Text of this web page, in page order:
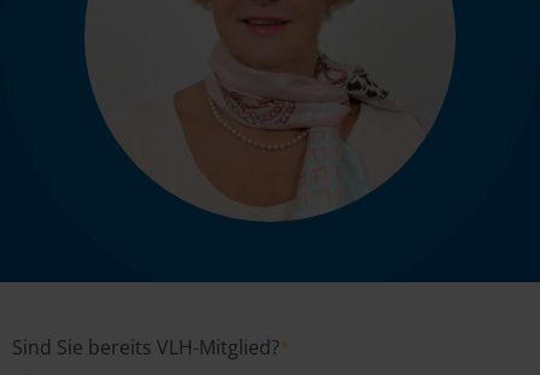
Sind Sie bereits VLH-Mitglied?*